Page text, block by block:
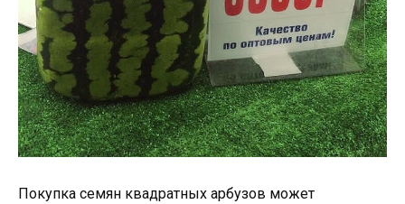
Покупка семян квадратных арбузов может